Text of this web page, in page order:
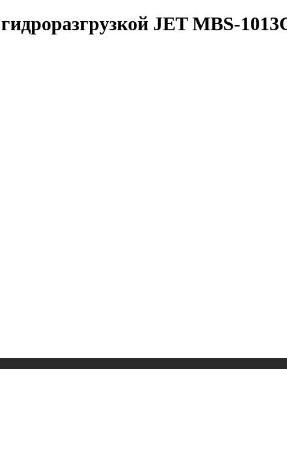
JET MBS-